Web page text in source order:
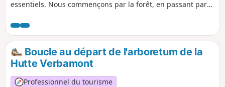
essentiels. Nous commençons par la forêt, en passant par
via le Canal de Corre, avant de monter à travers les champs
jusqu'au Montdoré, d'où l'on a un point de vue à 360°. Nous
passons par la belle ville de Vauvillers, avant de revenir par
Selles, possibilité de se baigner en été et où vous pourrez
également déguster une glace ou vous rafraichir au bistrot
du pont tournant.
Boucle au départ de l'arboretum de la
Hutte Verbamont
Professionnel du tourisme